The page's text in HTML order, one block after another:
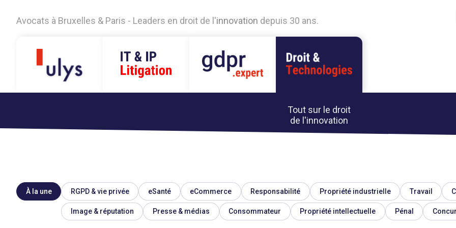
Avocats à Bruxe es & Paris - Leaders en droit de 'innovation depuis 30 ans.
Tout sur le droit
de l'innovation
À la une RGPD & vie privée eSanté eCommerce Responsabilité Propriété industrielle Travail
Image & réputation Presse & médias Consommateur Propriété intellectuelle Pénal